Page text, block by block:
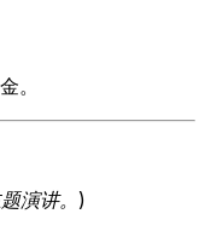
。
演讲。)